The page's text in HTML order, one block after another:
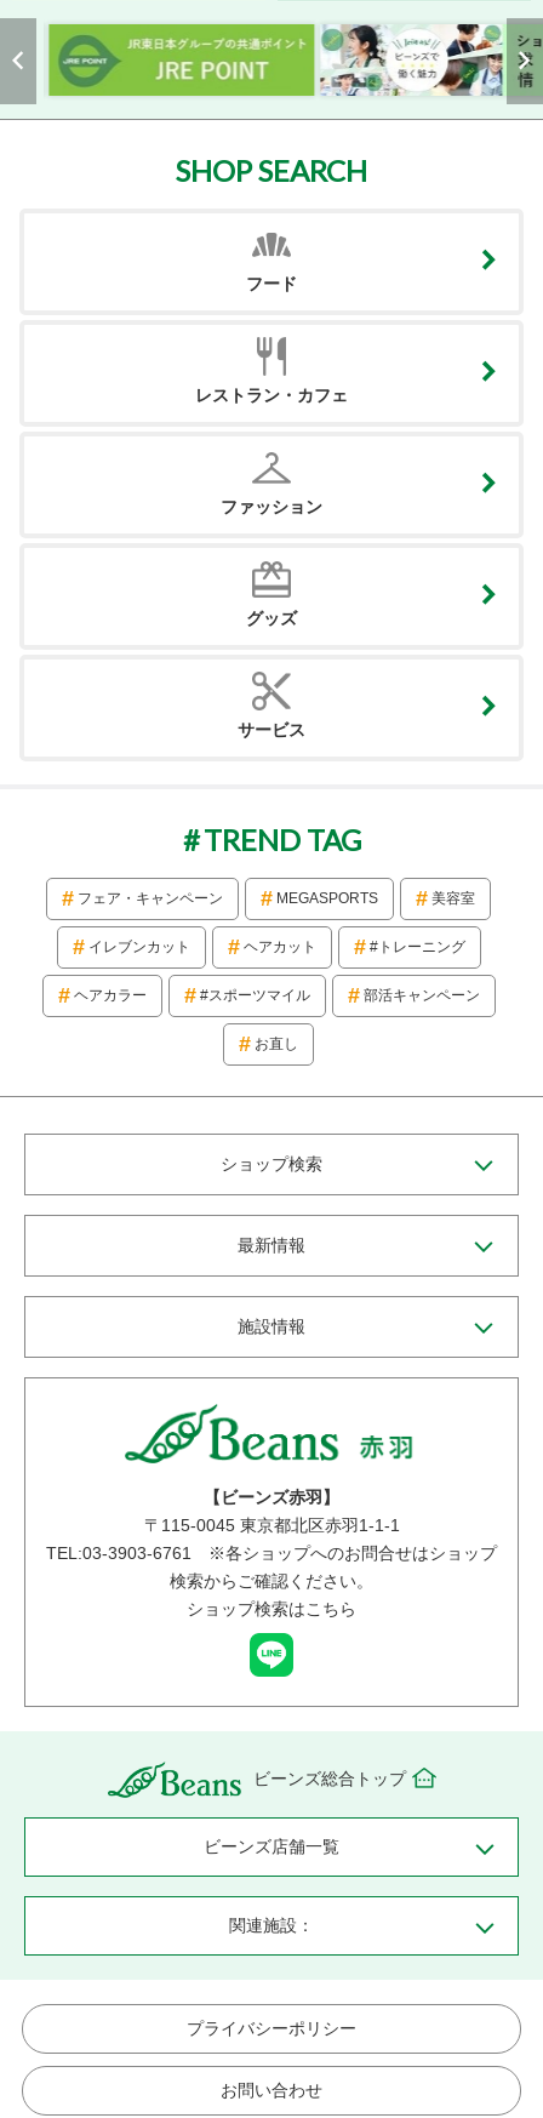
SHOP SEARCH
フード
レストラン・カフェ
ファッション
グッズ
サービス
TREND TAG
フェア・キャンペーン MEGASPORTS 美容室
イレブンカット ヘアカット #トレーニング
ヘアカラー #スポーツマイル 部活キャンペーン
お直し
ショップ検索
最新情報
施設情報
【ビーンズ赤羽】
〒 115-0045東京都北区赤羽1-1-1
TEL:03-3903-6761 ※各ショップへのお問合せはショップ
検索からご確認ください。
ショップ検索はこちら
ビーンズ総合トップ
ビーンズ店舗一覧
関連施設：
プライバシーポリシー
お問い合わせ